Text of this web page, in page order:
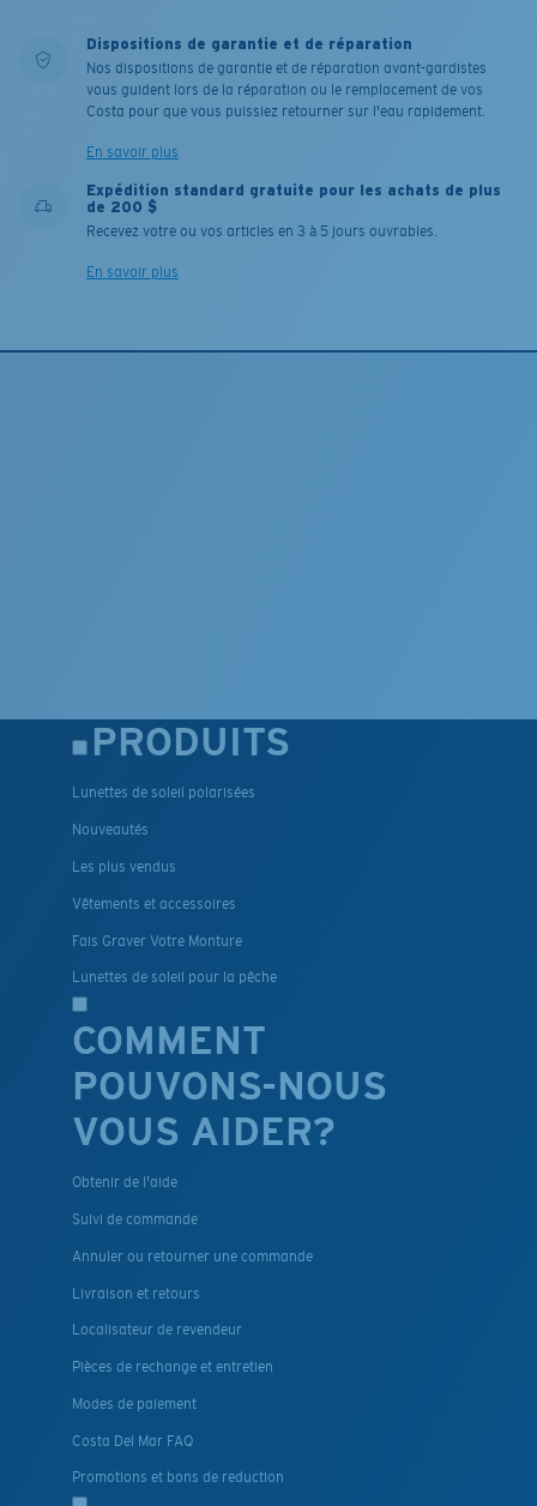
Dispositions de garantie et de réparation
Nos dispositions de garantie et de réparation avant-gardistes
vous guident lors de la réparation ou le remplacement de vos
Costa pour que vous puissiez retourner sur l'eau rapidement.
En savoir plus
Expédition standard gratuite pour les achats de plus
de 200 $
Recevez votre ou vos articles en 3 à 5 jours ouvrables.
En savoir plus
PRODUITS
Lunettes de soleil polarisées
Nouveautés
Les plus vendus
Vêtements et accessoires
Fais Graver Votre Monture
Lunettes de soleil pour la pêche
COMMENT
POUVONS-NOUS
VOUS AIDER?
Obtenir de l'aide
Suivi de commande
Annuler ou retourner une commande
Livraison et retours
Localisateur de revendeur
Pièces de rechange et entretien
Modes de paiement
Costa Del Mar FAQ
Promotions et bons de reduction